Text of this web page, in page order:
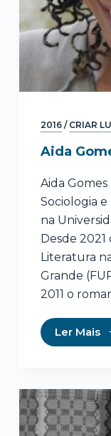
2016/ CRIAR
Aida
Aida
Sociologia
na
Desde
Literatura
Grande
2011 o
Ler Mais